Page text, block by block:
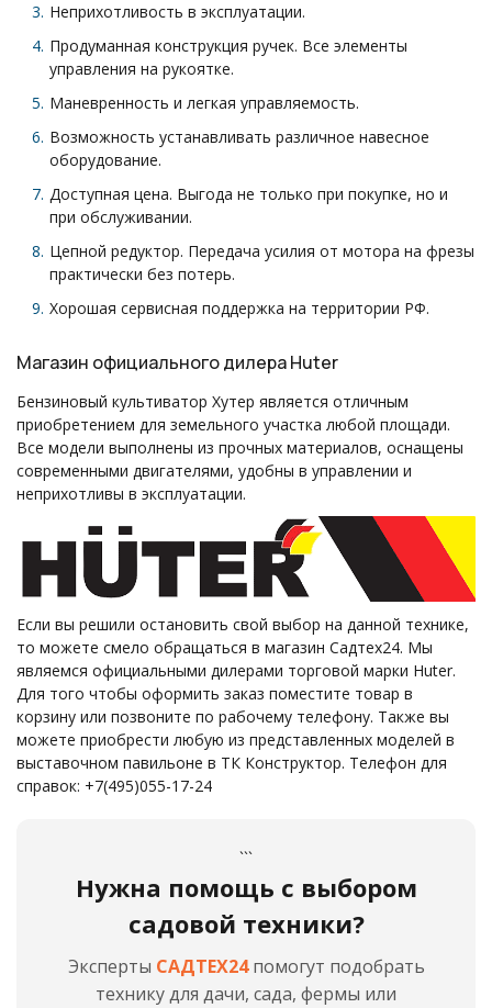
Неприхотливость в эксплуатации.
Продуманная конструкция ручек. Все элементы
управления на рукоятке.
Маневренность и легкая управляемость.
Возможность устанавливать различное навесное
оборудование.
Доступная цена. Выгода не только при покупке, но и
при обслуживании.
Цепной редуктор. Передача усилия от мотора на фрезы
практически без потерь.
Хорошая сервисная поддержка на территории РФ.
Магазин официального дилера Huter
Бензиновый культиватор Хутер является отличным
приобретением для земельного участка любой площади.
Все модели выполнены из прочных материалов, оснащены
современными двигателями, удобны в управлении и
неприхотливы в эксплуатации.
Если вы решили остановить свой выбор на данной технике,
то можете смело обращаться в магазин Садтех24. Мы
являемся официальными дилерами торговой марки Huter.
Для того чтобы оформить заказ поместите товар в
корзину или позвоните по рабочему телефону. Также вы
можете приобрести любую из представленных моделей в
выставочном павильоне в ТК Конструктор. Телефон для
справок: +7(495)055-17-24
```
Нужна помощь с выбором
садовой техники?
Эксперты САДТЕХ24помогут подобрать
технику для дачи, сада, фермы или